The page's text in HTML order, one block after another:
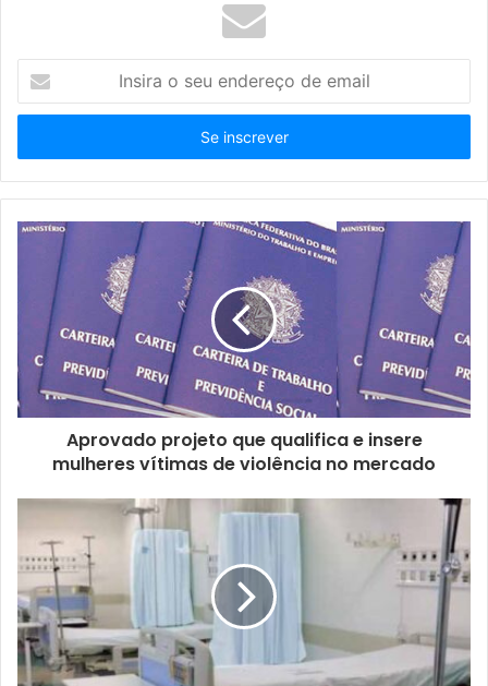
s
r
a
s
e
e
a
i
l
Aprovado projeto que qualifica e insere
mulheres vítimas de violência no mercado